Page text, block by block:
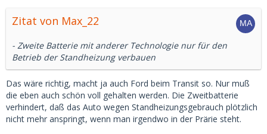
Zitat von Max_22
- Zweite Batterie mit anderer Technologie nur für den
Betrieb der Standheizung verbauen
Das wäre richtig, macht ja auch Ford beim Transit so. Nur muß
die eben auch schön voll gehalten werden. Die Zweitbatterie
verhindert, daß das Auto wegen Standheizungsgebrauch plötzlich
nicht mehr anspringt, wenn man irgendwo in der Prärie steht.